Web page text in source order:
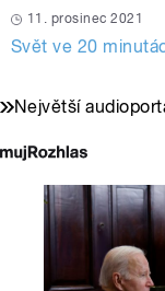
11. prosinec 2021
Svět ve 20
Největší